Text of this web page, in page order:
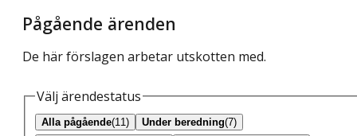
Pågående ärenden
De här förslagen arbetar utskotten med.
Välj ärendestatus
Alla pågående(11) Under beredning(7)